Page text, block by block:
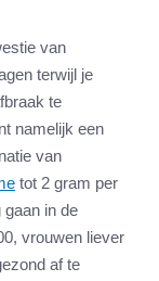
van
terwijl je
te
namelijk een
van
tot 2 gram per
gaan in de
vrouwen liever
af te